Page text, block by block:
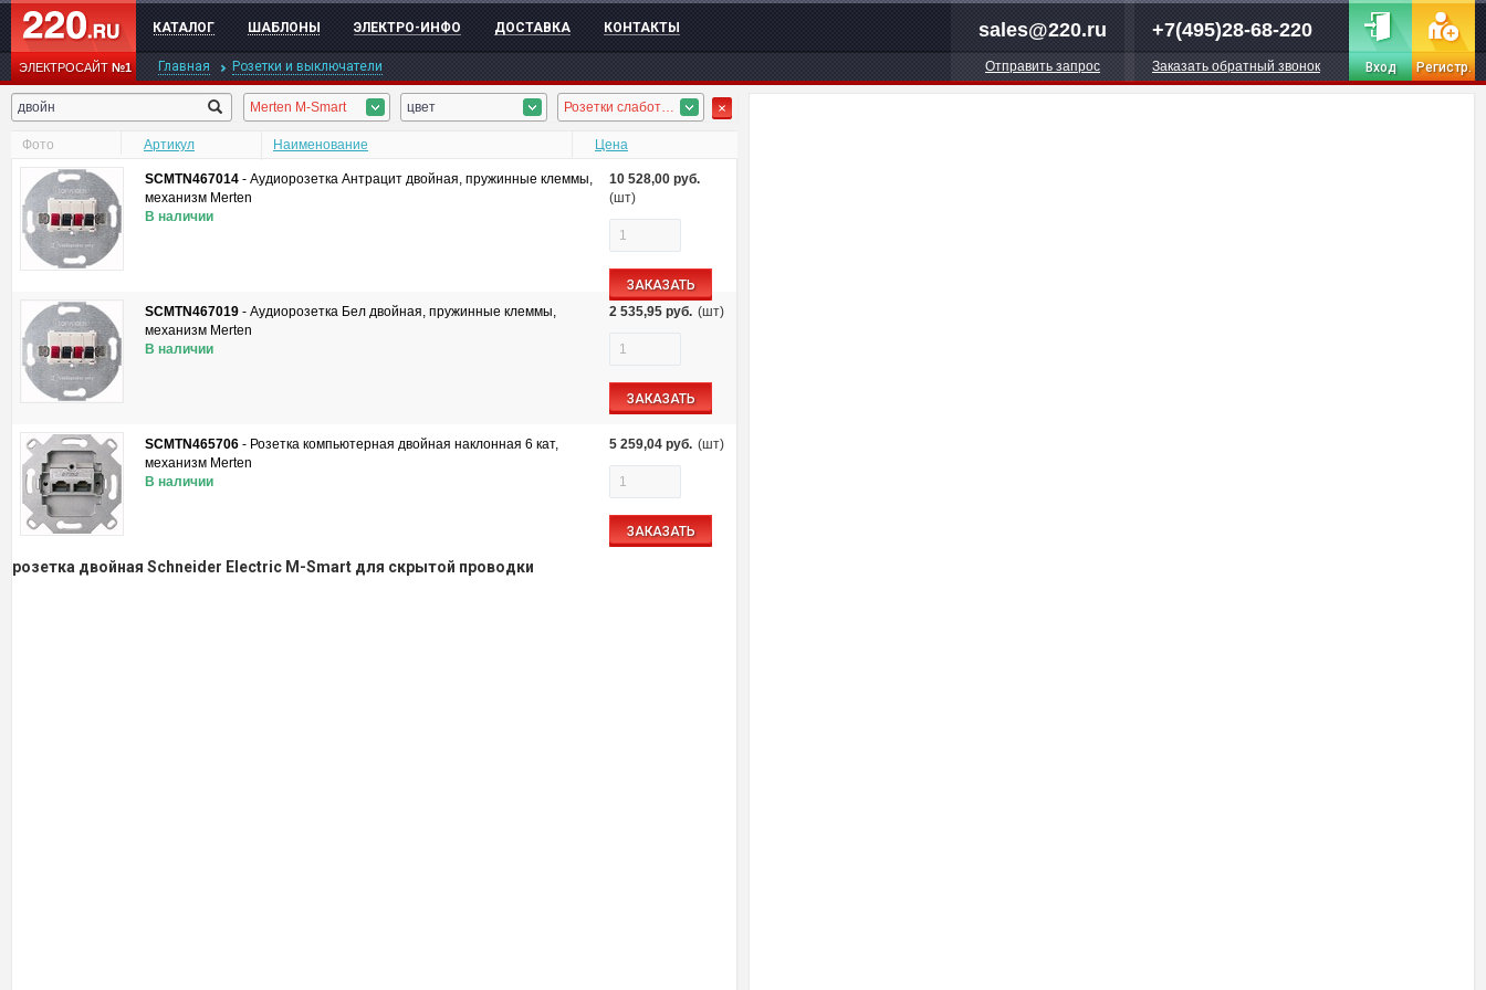
ЭЛЕКТРОСАЙТ№1
КАТАЛОГ ШАБЛОНЫ ЭЛЕКТРО-ИНФО ДОСТАВКА КОНТАКТЫ sales@220.ru
Отправить запрос
+7(495)28-68-220
Заказать обратный звонок Вход Регистр.
Главная Розетки и выключатели
Merten M-Smart цвет Розетки слаботочные, Розетки силовые, Розетки наружн.
Фото Артикул Наименование Цена
SCMTN467014 - Аудиорозетка Антрацит двойная, пружинные клеммы,
механизм Merten
В наличии
10 528,00 руб.
(шт)
ЗАКАЗАТЬ
SCMTN467019 - Аудиорозетка Бел двойная, пружинные клеммы,
механизм Merten
В наличии
2 535,95 руб. (шт)
ЗАКАЗАТЬ
SCMTN465706 - Розетка компьютерная двойная наклонная 6 кат,
механизм Merten
В наличии
5 259,04 руб. (шт)
ЗАКАЗАТЬ
розетка двойная Schneider Electric M-Smart для скрытой проводки